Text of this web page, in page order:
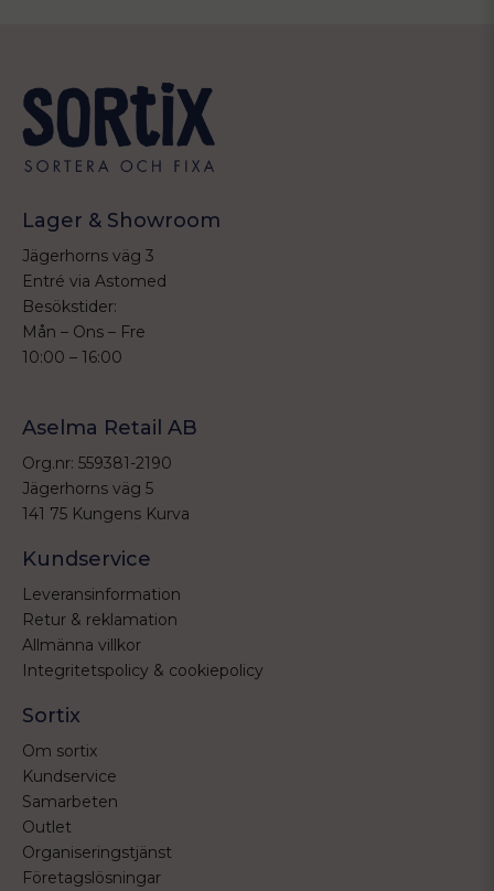
Lager & Showroom
Jägerhorns väg 3
Entré via Astomed
Besökstider:
Mån – Ons – Fre
10:00 – 16:00
Aselma Retail AB
Org.nr: 559381-2190
Jägerhorns väg 5
141 75 Kungens Kurva
Kundservice
Leveransinformation
Retur & reklamation
Allmänna villkor
Integritetspolicy & cookiepolicy
Sortix
Om sortix
Kundservice
Samarbeten
Outlet
Organiseringstjänst
Företagslösningar